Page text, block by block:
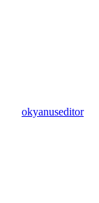
okyanuseditor14